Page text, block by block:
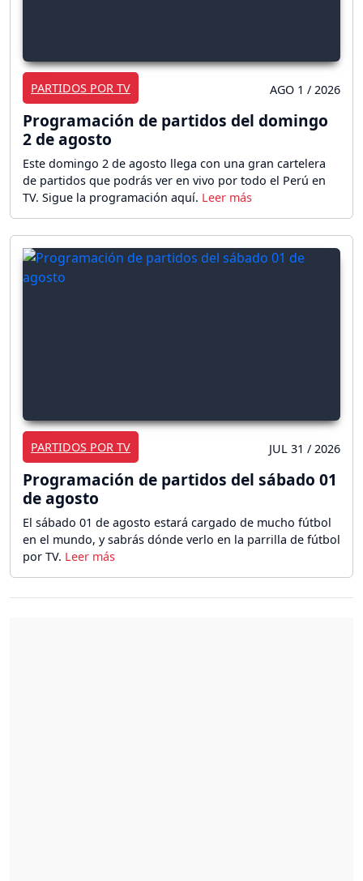
PARTIDOS POR TV AGO 1 / 2026
Programación de partidos del domingo
2 de agosto
Este domingo 2 de agosto llega con una gran cartelera
de partidos que podrás ver en vivo por todo el Perú en
TV. Sigue la programación aquí.
PARTIDOS POR TV JUL 31 / 2026
Programación de partidos del sábado 01
de agosto
El sábado 01 de agosto estará cargado de mucho fútbol
en el mundo, y sabrás dónde verlo en la parrilla de fútbol
por TV.